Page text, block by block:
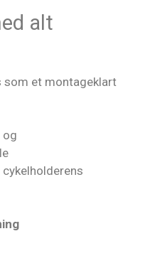
alt
som et montageklart
og